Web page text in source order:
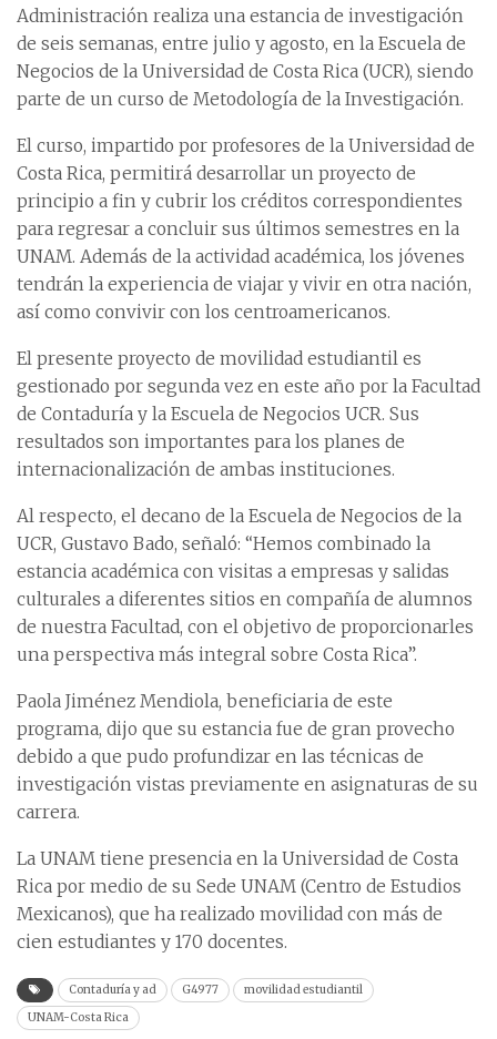
Administración realiza una estancia de investigación
de seis semanas, entre julio y agosto, en la Escuela de
Negocios de la Universidad de Costa Rica (UCR), siendo
parte de un curso de Metodología de la Investigación.
El curso, impartido por profesores de la Universidad de
Costa Rica, permitirá desarrollar un proyecto de
principio a fin y cubrir los créditos correspondientes
para regresar a concluir sus últimos semestres en la
UNAM. Además de la actividad académica, los jóvenes
tendrán la experiencia de viajar y vivir en otra nación,
así como convivir con los centroamericanos.
El presente proyecto de movilidad estudiantil es
gestionado por segunda vez en este año por la Facultad
de Contaduría y la Escuela de Negocios UCR. Sus
resultados son importantes para los planes de
internacionalización de ambas instituciones.
Al respecto, el decano de la Escuela de Negocios de la
UCR, Gustavo Bado, señaló: “Hemos combinado la
estancia académica con visitas a empresas y salidas
culturales a diferentes sitios en compañía de alumnos
de nuestra Facultad, con el objetivo de proporcionarles
una perspectiva más integral sobre Costa Rica”.
Paola Jiménez Mendiola, beneficiaria de este
programa, dijo que su estancia fue de gran provecho
debido a que pudo profundizar en las técnicas de
investigación vistas previamente en asignaturas de su
carrera.
La UNAM tiene presencia en la Universidad de Costa
Rica por medio de su Sede UNAM (Centro de Estudios
Mexicanos), que ha realizado movilidad con más de
cien estudiantes y 170 docentes.
Contaduría y ad G4977
movilidad estudiantil
UNAM-Costa Rica